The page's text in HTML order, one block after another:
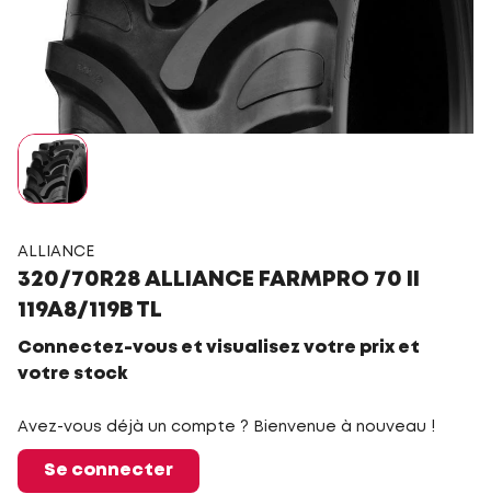
ALLIANCE
320/70R28 ALLIANCE FARMPRO 70 II
119A8/119B TL
Connectez-vous et visualisez votre prix et
votre stock
Avez-vous déjà un compte ? Bienvenue à nouveau !
Se connecter